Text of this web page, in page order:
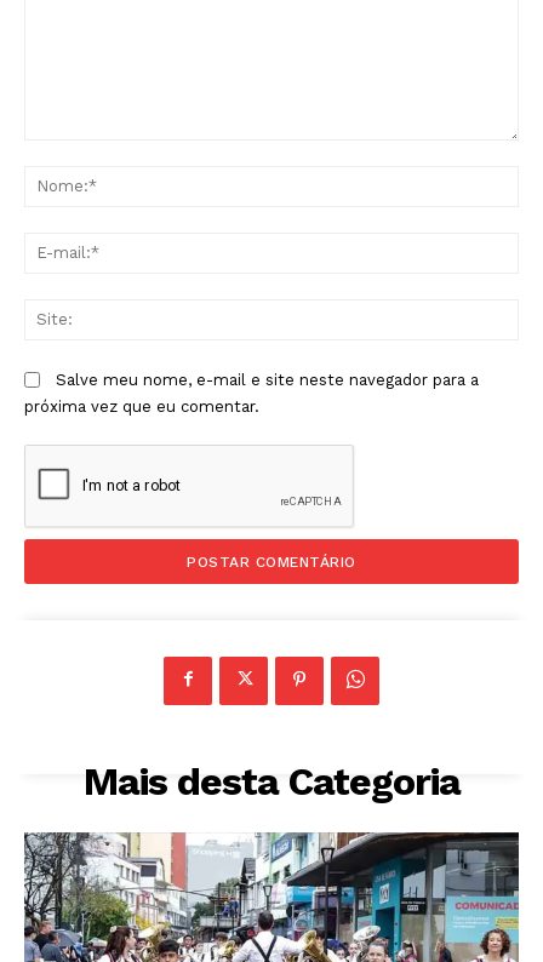
Salve meu nome, e-mail e site neste navegador para a
próxima vez que eu comentar.
Mais desta Categoria